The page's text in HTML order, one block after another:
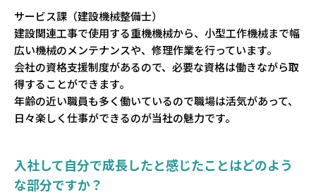
サービス課（建設機械整備士）
建設関連工事で使用する重機機械から、小型工作機械まで幅
広い機械のメンテナンスや、修理作業を行っています。
会社の資格支援制度があるので、必要な資格は働きながら取
得することができます。
年齢の近い職員も多く働いているので職場は活気があって、
日々楽しく仕事ができるのが当社の魅力です。
入社して自分で成長したと感じたことはどのよう
な部分ですか？